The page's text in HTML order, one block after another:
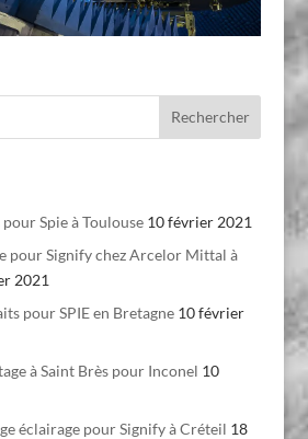
Spie à Toulouse 10 février 2021
pour Signify chez Arcelor Mittal à
2021
pour SPIE en Bretagne 10 février
à Saint Brès pour Inconel 10
éclairage pour Signify à Créteil 18